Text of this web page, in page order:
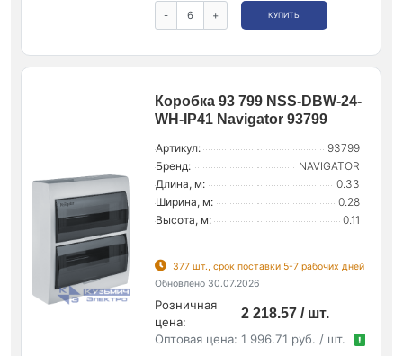
- + КУПИТЬ
Коробка 93 799 NSS-DBW-24-
WH-IP41 Navigator 93799
Артикул:
93799
Бренд:
NAVIGATOR
Длина, м:
0.33
Ширина, м:
0.28
Высота, м:
0.11
377 шт., срок поставки 5-7 рабочих дней
Обновлено 30.07.2026
Розничная
цена:
2 218.57 / шт.
Оптовая цена: 1 996.71 руб. / шт. !